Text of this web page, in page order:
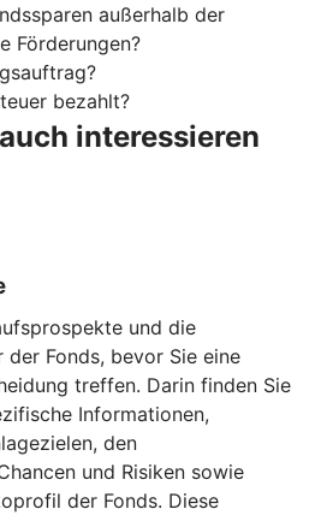
außerhalb der
Förderungen?
bezahlt?
interessieren
und die
Fonds, bevor Sie eine
treffen. Darin finden Sie
Informationen,
den
und Risiken sowie
der Fonds. Diese